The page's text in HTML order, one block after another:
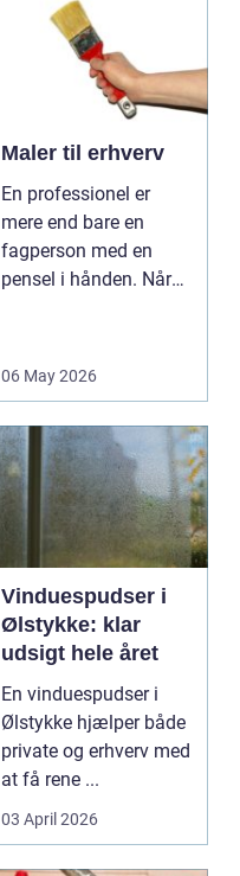
Maler til erhverv
En professionel er
mere end bare en
fagperson med en
pensel i hånden. Når
06 May 2026
Vinduespudser i
Ølstykke: klar
udsigt hele året
En vinduespudser i
Ølstykke hjælper både
private og erhverv med
at få rene ...
03 April 2026